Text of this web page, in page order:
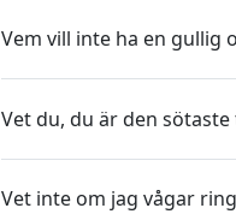
Vem vill inte ha en gullig
Vet du, du är den sötaste
Vet inte om jag vågar